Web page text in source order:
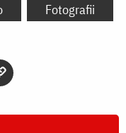
Fotografii